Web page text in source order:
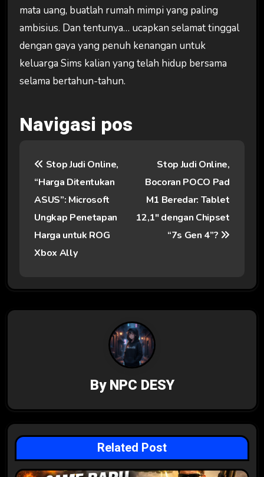
mata uang, buatlah rumah mimpi yang paling
ambisius. Dan tentunya… ucapkan selamat tinggal
dengan gaya yang penuh kenangan untuk
keluarga Sims kalian yang telah hidup bersama
selama bertahun-tahun.
Navigasi pos
Stop Judi Online,
“Harga Ditentukan
ASUS”: Microsoft
Ungkap Penetapan
Harga untuk ROG
Xbox Ally
Stop Judi Online,
Bocoran POCO Pad
M1 Beredar: Tablet
12,1″ dengan Chipset
“7s Gen 4”?
ByNPC DESY
Related Post